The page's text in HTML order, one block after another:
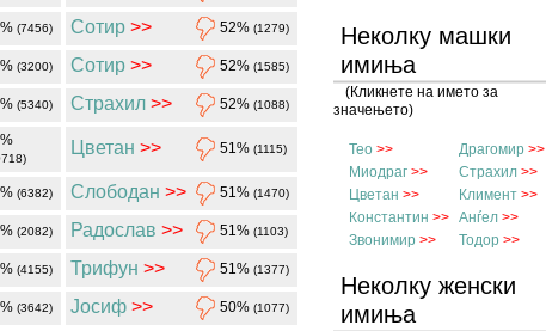
(7456) Сотир >> 52% (1279)
(3200) Сотир >> 52% (1585)
(5340) Страхил >> 52% (1088)
Цветан >> 51% (1115)
(6382) Слободан >> 51% (1470)
(2082) Радослав >> 51% (1103)
(4155) Трифун >> 51% (1377)
(3642) Јосиф >> 50% (1077)
Неколку машки
имиња
(Кликнете на името за
значењето)
Тео >> Драгомир >>
Миодраг >> Страхил >>
Цветан >> Климент >>
Константин >> Анѓел >>
Звонимир >> Тодор >>
Неколку женски
имиња